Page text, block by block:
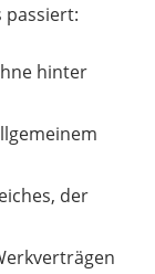
passiert:
hinter
der